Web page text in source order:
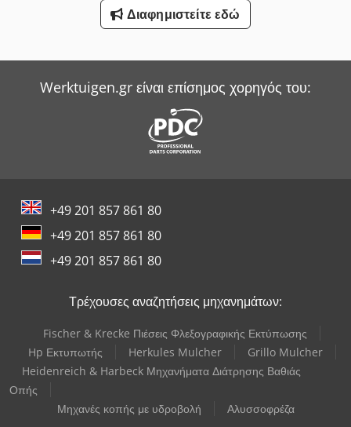
Διαφημιστείτε εδώ
Werktuigen.gr είναι επίσημος χορηγός του:
+49 201 857 861 80
+49 201 857 861 80
+49 201 857 861 80
Τρέχουσες αναζητήσεις μηχανημάτων:
Fischer & Krecke Πιέσεις Φλεξογραφικής Εκτύπωσης
Hp Εκτυπωτής
Herkules Mulcher
Grillo Mulcher
Heidenreich & Harbeck Μηχανήματα Διάτρησης Βαθιάς
Οπής
Μηχανές κοπής με υδροβολή
Αλυσσοφρέζα